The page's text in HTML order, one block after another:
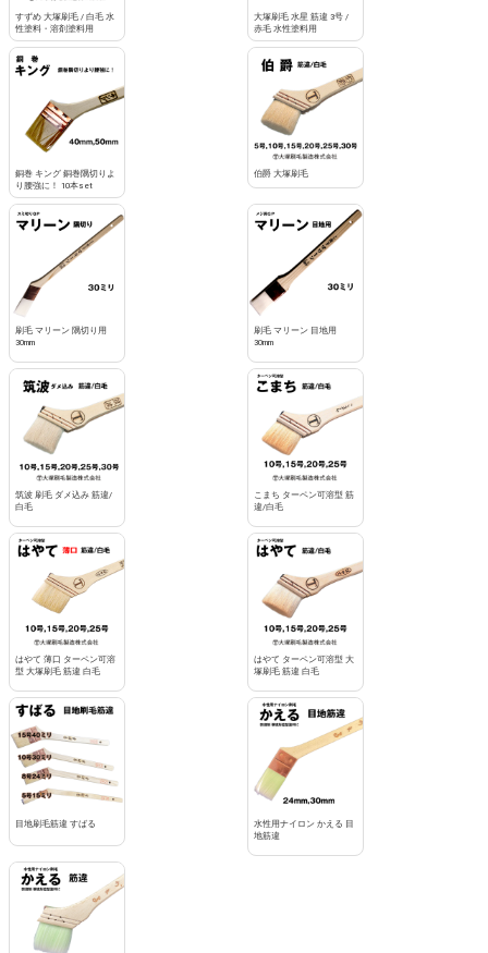
すずめ 大塚刷毛 / 白毛 水
性塗料・溶剤塗料用
大塚刷毛 水星 筋違 3号 /
赤毛 水性塗料用
銅巻 キング 銅巻隅切りよ
り腰強に！ 10本set
伯爵 大塚刷毛
刷毛 マリーン 隅切り用
30mm
刷毛 マリーン 目地用
30mm
筑波 刷毛 ダメ込み 筋違/
白毛
こまち ターペン可溶型 筋
違/白毛
はやて 薄口 ターペン可溶
型 大塚刷毛 筋違 白毛
はやて ターペン可溶型 大
塚刷毛 筋違 白毛
目地刷毛筋違 すばる
水性用ナイロン かえる 目
地筋違